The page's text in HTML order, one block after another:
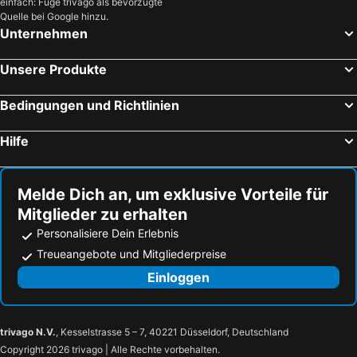
Pension Martha
Wiesental
Luisashaus
Niederhof
Verdinserhöhe
Rabbi, bed and breakfasts
Dorf Tirol, bed and breakfasts
Romeno, bed and breakfasts
Ratschings, bed and breakfasts
Tuenno, bed and breakfasts
Marling, bed and breakfasts
Ritten - Klobenstein, bed and breakfasts
Quelle bei Google hinzu.
Unternehmen
Unsere Produkte
Bedingungen und Richtlinien
Hilfe
Melde Dich an, um exklusive Vorteile für
Mitglieder zu erhalten
Personalisiere Dein Erlebnis
Treueangebote und Mitgliederpreise
Einloggen
trivago N.V., Kesselstrasse 5 – 7, 40221 Düsseldorf, Deutschland
Copyright 2026 trivago | Alle Rechte vorbehalten.